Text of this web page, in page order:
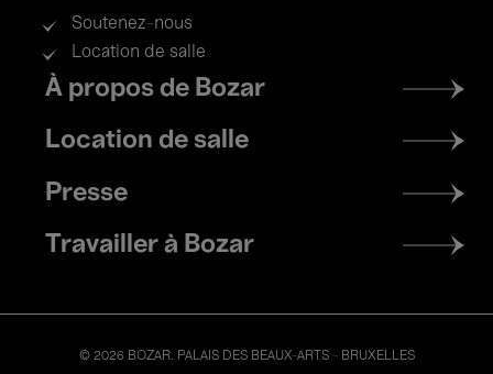
Soutenez-nous
Location de salle
Footer
menu
À propos de Bozar
Location de salle
Presse
Travailler à Bozar
© 2026 BOZAR. PALAIS DES BEAUX-ARTS - BRUXELLES